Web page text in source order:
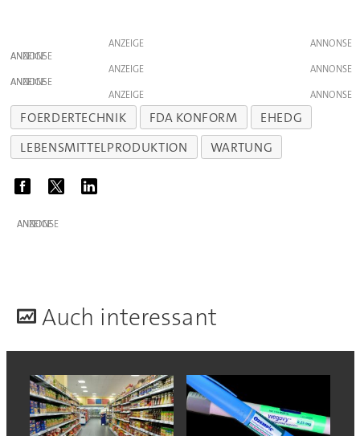
ANZEIGE
ANZEIGE
ANZEIGE
ANZEIGE
ANZEIGE
FOERDERTECHNIK FDA KONFORM
EHEDG
LEBENSMITTELPRODUKTION
WARTUNG
ANZEIGE
Auch interessant